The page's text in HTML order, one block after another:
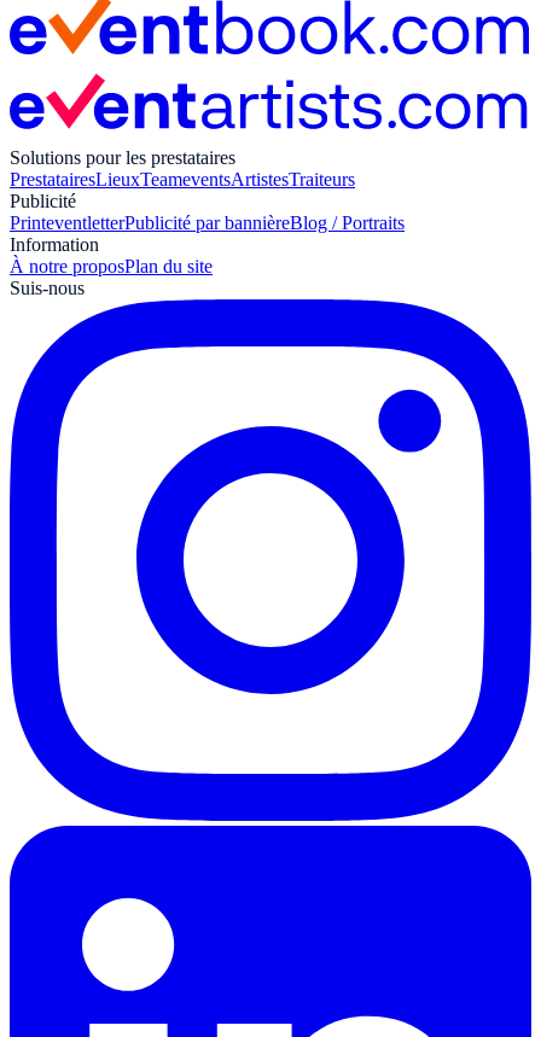
Solutions pour les prestataires
PrestatairesLieuxTeameventsArtistesTraiteurs
Publicité
PrinteventletterPublicité par bannièreBlog / Portraits
Information
À notre proposPlan du site
Suis-nous